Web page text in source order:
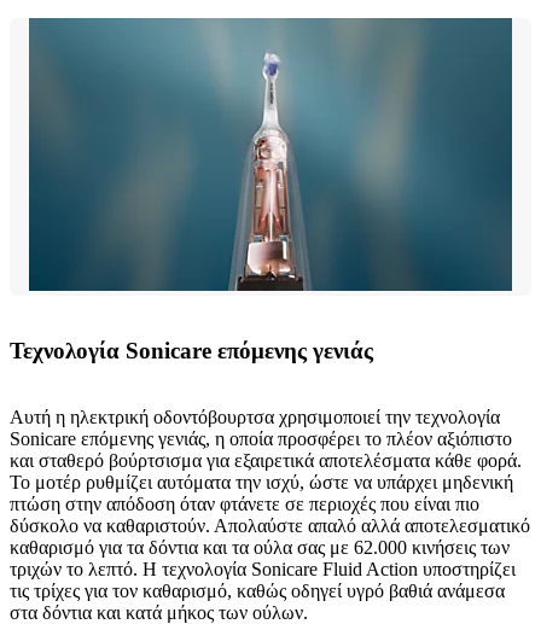
Τεχνολογία Sonicare επόμενης γενιάς
Αυτή η ηλεκτρική οδοντόβουρτσα χρησιμοποιεί την τεχνολογία
Sonicare επόμενης γενιάς, η οποία προσφέρει το πλέον αξιόπιστο
και σταθερό βούρτσισμα για εξαιρετικά αποτελέσματα κάθε φορά.
Το μοτέρ ρυθμίζει αυτόματα την ισχύ, ώστε να υπάρχει μηδενική
πτώση στην απόδοση όταν φτάνετε σε περιοχές που είναι πιο
δύσκολο να καθαριστούν. Απολαύστε απαλό αλλά αποτελεσματικό
καθαρισμό για τα δόντια και τα ούλα σας με 62.000 κινήσεις των
τριχών το λεπτό. Η τεχνολογία Sonicare Fluid Action υποστηρίζει
τις τρίχες για τον καθαρισμό, καθώς οδηγεί υγρό βαθιά ανάμεσα
στα δόντια και κατά μήκος των ούλων.